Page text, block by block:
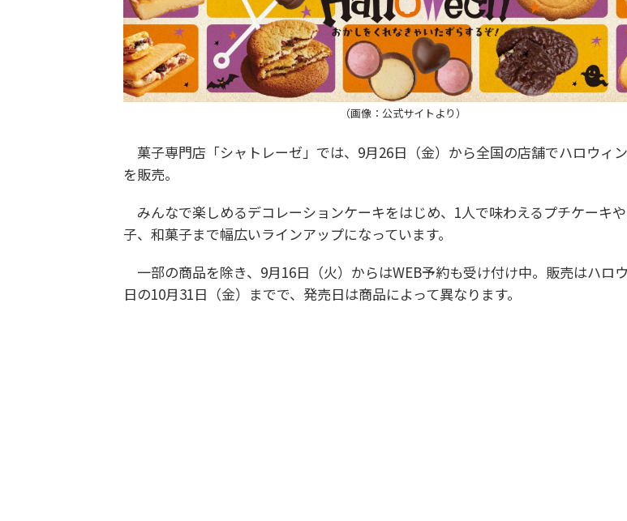
（画像：公式サイトより）
菓子専門店「シャトレーゼ」では、9月26日（金）から全国の店舗でハロウィ
を販売。
みんなで楽しめるデコレーションケーキをはじめ、1人で味わえるプチケーキ
子、和菓子まで幅広いラインアップになっています。
一部の商品を除き、9月16日（火）からはWEB予約も受け付け中。販売はハロ
日の10月31日（金）までで、発売日は商品によって異なります。